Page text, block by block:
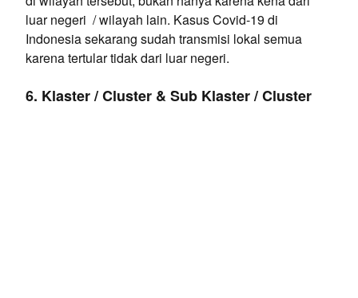
luar negeri / wilayah lain. Kasus Covid-19 di
Indonesia sekarang sudah transmisi lokal semua
karena tertular tidak dari luar negeri.
6. Klaster / Cluster & Sub Klaster / Cluster